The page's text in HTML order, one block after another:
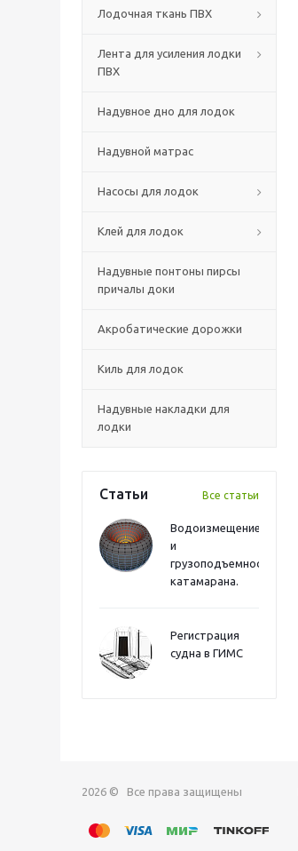
Лодочная ткань ПВХ
Лента для усиления лодки
ПВХ
Надувное дно для лодок
Надувной матрас
Насосы для лодок
Клей для лодок
Надувные понтоны пирсы
причалы доки
Акробатические дорожки
Киль для лодок
Надувные накладки для
лодки
Статьи Все статьи
Водоизмещение
и
грузоподъемность
катамарана.
Регистрация
судна в ГИМС
2026 © Все права защищены